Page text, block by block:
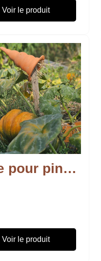
Voir le produit
Cône pour pince-oreille
Voir le produit